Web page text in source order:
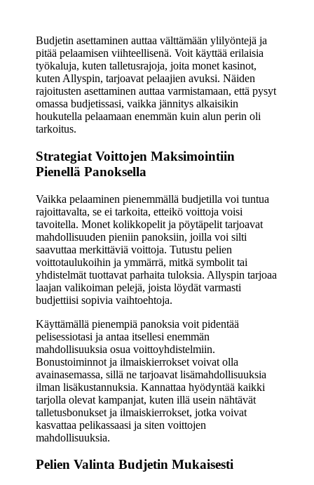
Budjetin asettaminen auttaa välttämään ylilyöntejä ja
pitää pelaamisen viihteellisenä. Voit käyttää erilaisia
työkaluja, kuten talletusrajoja, joita monet kasinot,
kuten Allyspin, tarjoavat pelaajien avuksi. Näiden
rajoitusten asettaminen auttaa varmistamaan, että pysyt
omassa budjetissasi, vaikka jännitys alkaisikin
houkutella pelaamaan enemmän kuin alun perin oli
tarkoitus.
Strategiat Voittojen Maksimointiin
Pienellä Panoksella
Vaikka pelaaminen pienemmällä budjetilla voi tuntua
rajoittavalta, se ei tarkoita, etteikö voittoja voisi
tavoitella. Monet kolikkopelit ja pöytäpelit tarjoavat
mahdollisuuden pieniin panoksiin, joilla voi silti
saavuttaa merkittäviä voittoja. Tutustu pelien
voittotaulukoihin ja ymmärrä, mitkä symbolit tai
yhdistelmät tuottavat parhaita tuloksia. Allyspin tarjoaa
laajan valikoiman pelejä, joista löydät varmasti
budjettiisi sopivia vaihtoehtoja.
Käyttämällä pienempiä panoksia voit pidentää
pelisessiotasi ja antaa itsellesi enemmän
mahdollisuuksia osua voittoyhdistelmiin.
Bonustoiminnot ja ilmaiskierrokset voivat olla
avainasemassa, sillä ne tarjoavat lisämahdollisuuksia
ilman lisäkustannuksia. Kannattaa hyödyntää kaikki
tarjolla olevat kampanjat, kuten illä usein nähtävät
talletusbonukset ja ilmaiskierrokset, jotka voivat
kasvattaa pelikassaasi ja siten voittojen
mahdollisuuksia.
Pelien Valinta Budjetin Mukaisesti